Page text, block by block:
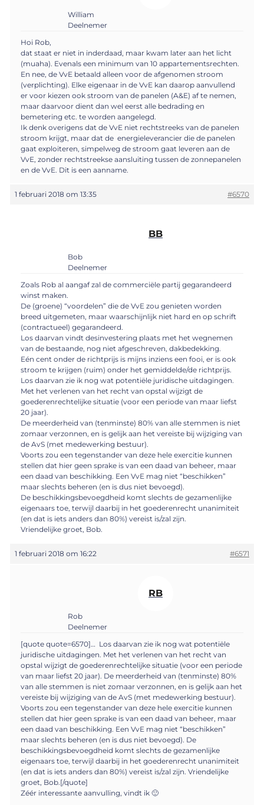
William
Deelnemer
Hoi Rob,
dat staat er niet in inderdaad, maar kwam later aan het licht
(muaha). Evenals een minimum van 10 appartementsrechten.
En nee, de VvE betaald alleen voor de afgenomen stroom
(verplichting). Elke eigenaar in de VvE kan daarop aanvullend
er voor kiezen ook stroom van de panelen (A&E) af te nemen,
maar daarvoor dient dan wel eerst alle bedrading en
bemetering etc. te worden aangelegd.
Ik denk overigens dat de VvE niet rechtstreeks van de panelen
stroom krijgt, maar dat de energieleverancier die de panelen
gaat exploiteren, simpelweg de stroom gaat leveren aan de
VvE, zonder rechtstreekse aansluiting tussen de zonnepanelen
en de VvE. Dit is een aanname.
1 februari 2018 om 13:35 #6570
BB
Bob
Deelnemer
Zoals Rob al aangaf zal de commerciële partij gegarandeerd
winst maken.
De (groene) “voordelen” die de VvE zou genieten worden
breed uitgemeten, maar waarschijnlijk niet hard en op schrift
(contractueel) gegarandeerd.
Los daarvan vindt desinvestering plaats met het wegnemen
van de bestaande, nog niet afgeschreven, dakbedekking.
Eén cent onder de richtprijs is mijns inziens een fooi, er is ook
stroom te krijgen (ruim) onder het gemiddelde/de richtprijs.
Los daarvan zie ik nog wat potentiële juridische uitdagingen.
Met het verlenen van het recht van opstal wijzigt de
goederenrechtelijke situatie (voor een periode van maar liefst
20 jaar).
De meerderheid van (tenminste) 80% van alle stemmen is niet
zomaar verzonnen, en is gelijk aan het vereiste bij wijziging van
de AvS (met medewerking bestuur).
Voorts zou een tegenstander van deze hele exercitie kunnen
stellen dat hier geen sprake is van een daad van beheer, maar
een daad van beschikking. Een VvE mag niet “beschikken”
maar slechts beheren (en is dus niet bevoegd).
De beschikkingsbevoegdheid komt slechts de gezamenlijke
eigenaars toe, terwijl daarbij in het goederenrecht unanimiteit
(en dat is iets anders dan 80%) vereist is/zal zijn.
Vriendelijke groet, Bob.
1 februari 2018 om 16:22 #6571
RB
Rob
Deelnemer
[quote quote=6570]… Los daarvan zie ik nog wat potentiële
juridische uitdagingen. Met het verlenen van het recht van
opstal wijzigt de goederenrechtelijke situatie (voor een periode
van maar liefst 20 jaar). De meerderheid van (tenminste) 80%
van alle stemmen is niet zomaar verzonnen, en is gelijk aan het
vereiste bij wijziging van de AvS (met medewerking bestuur).
Voorts zou een tegenstander van deze hele exercitie kunnen
stellen dat hier geen sprake is van een daad van beheer, maar
een daad van beschikking. Een VvE mag niet “beschikken”
maar slechts beheren (en is dus niet bevoegd). De
beschikkingsbevoegdheid komt slechts de gezamenlijke
eigenaars toe, terwijl daarbij in het goederenrecht unanimiteit
(en dat is iets anders dan 80%) vereist is/zal zijn. Vriendelijke
groet, Bob.[/quote]
Zéér interessante aanvulling, vindt ik 🙂